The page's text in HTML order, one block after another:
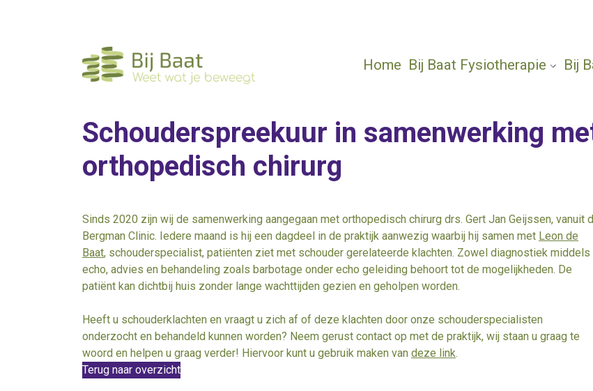
Home Bij Baat Fysiotherapie Bij
Schouderspreekuur in samenwerking
orthopedisch chirurg
Sinds 2020 zijn wij de samenwerking aangegaan met orthopedisch chirurg drs. Gert Jan Geijssen, vanuit
Bergman Clinic. Iedere maand is hij een dagdeel in de praktijk aanwezig waarbij hij samen met Leon de
Baat, schouderspecialist, patiënten ziet met schouder gerelateerde klachten. Zowel diagnostiek middels
echo, advies en behandeling zoals barbotage onder echo geleiding behoort tot de mogelijkheden. De
patiënt kan dichtbij huis zonder lange wachttijden gezien en geholpen worden.
Heeft u schouderklachten en vraagt u zich af of deze klachten door onze schouderspecialisten
onderzocht en behandeld kunnen worden? Neem gerust contact op met de praktijk, wij staan u graag te
woord en helpen u graag verder! Hiervoor kunt u gebruik maken van deze link.
Terug naar overzicht